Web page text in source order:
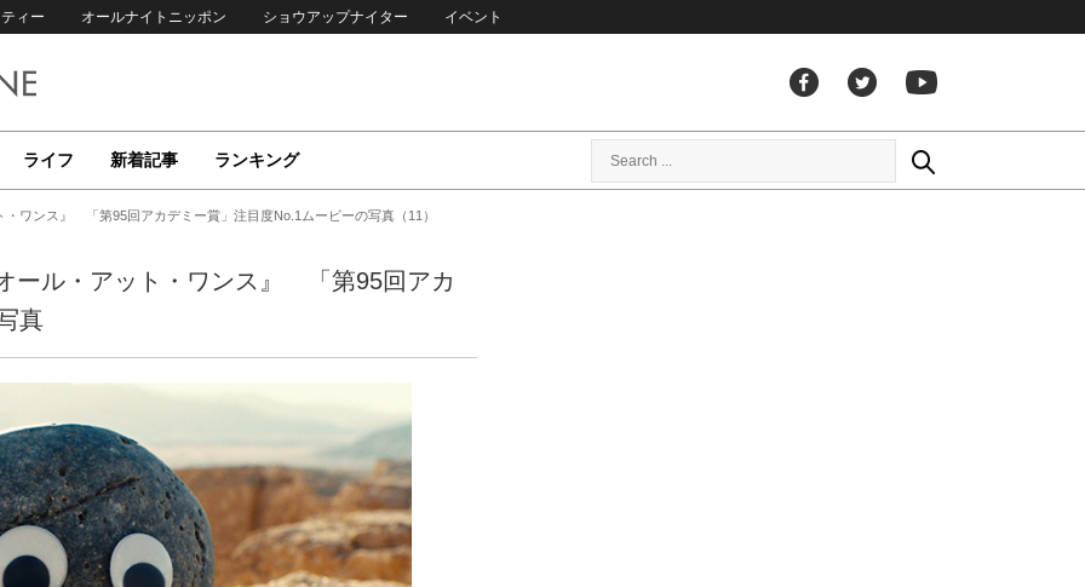
ィー オールナイトニッポン ショウアップナイター イベント
ライフ 新着記事 ランキング
ワンス』 「第95回アカデミー賞」注目度No.1ムービーの写真（11）
ール・アット・ワンス』 「第95回アカ
真